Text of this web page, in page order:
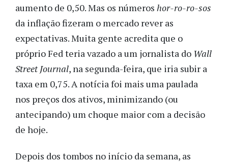
aumento de 0,50. Mas os números hor-ro-ro-sos
da inflação fizeram o mercado rever as
expectativas. Muita gente acredita que o
próprio Fed teria vazado a um jornalista do Wall
Street Journal, na segunda-feira, que iria subir a
taxa em 0,75. A notícia foi mais uma paulada
nos preços dos ativos, minimizando (ou
antecipando) um choque maior com a decisão
de hoje.
Depois dos tombos no início da semana, as